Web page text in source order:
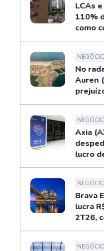
LCAs
110%
como
ao
No
Auren
Axia
lucro
2T26;
Brava
lucra
2T26,
ouro